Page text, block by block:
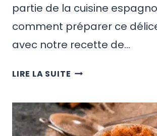
partie de la cuisine
comment préparer ce
avec notre recette de…
LIRE LA SUITE DÉLICIEUSE
RECETTE
DE